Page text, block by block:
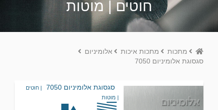
חוטים | מוטות
Homeמתכות מתכות איכות
אלומיניום
סגסוגת אלומיניום 7050
סגסוגת אלומיניום 7050
| חוטים
| מוטות